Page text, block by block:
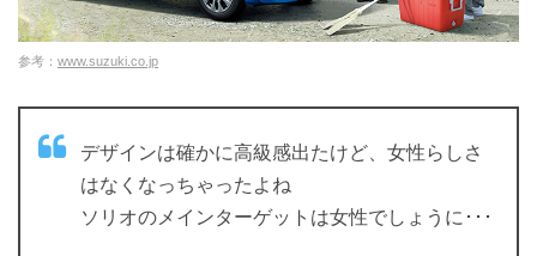
参考： www.suzuki.co.jp
デザインは確かに高級感出たけど、女性らしさ
はなくなっちゃったよね
ソリオのメインターゲットは女性でしょうに･･･